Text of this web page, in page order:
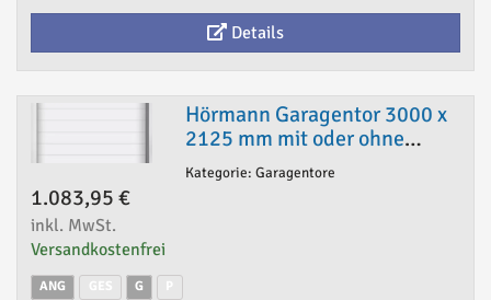
Details
Hörmann Garagentor 3000 x
2125 mm mit oder ohne
Antrieb
Kategorie: Garagentore
1.083,95 €
inkl. MwSt.
Versandkostenfrei
ANG G